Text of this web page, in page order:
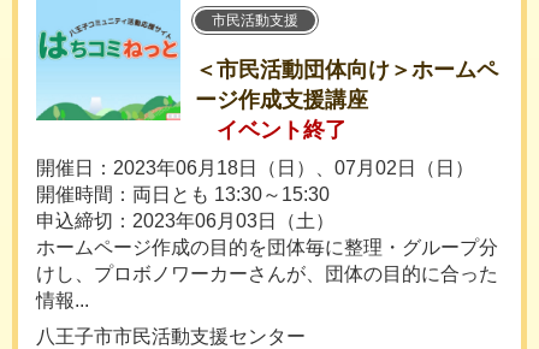
市民活動支援
＜市民活動団体向け＞ホームペ
ージ作成支援講座
イベント終了
開催日：2023年06月18日（日）、07月02日（日）
開催時間：両日とも 13:30～15:30
申込締切：2023年06月03日（土）
ホームページ作成の目的を団体毎に整理・グループ分
けし、プロボノワーカーさんが、団体の目的に合った
情報...
八王子市市民活動支援センター